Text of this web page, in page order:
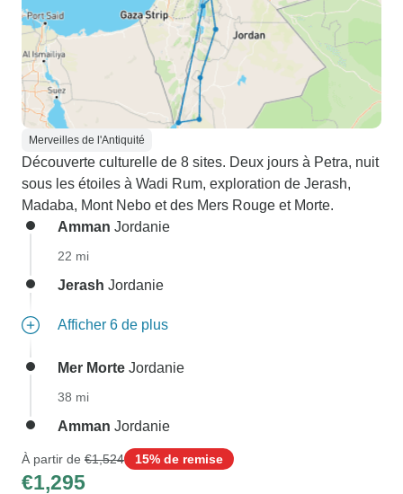
Merveilles de l'Antiquité
Découverte culturelle de 8 sites. Deux jours à Petra, nuit
sous les étoiles à Wadi Rum, exploration de Jerash,
Madaba, Mont Nebo et des Mers Rouge et Morte.
Amman Jordanie
22 mi
Jerash Jordanie
Afficher 6 de plus
Mer Morte Jordanie
38 mi
Amman Jordanie
À partir de €1,524 15% de remise
€1,295